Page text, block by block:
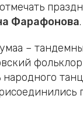
Фарафонова.
–